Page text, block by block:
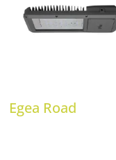
Egea Road